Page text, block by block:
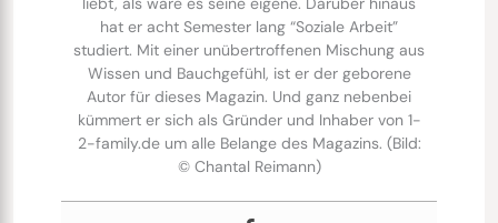
hat er acht Semester lang “Soziale Arbeit”
studiert. Mit einer unübertroffenen Mischung aus
Wissen und Bauchgefühl, ist er der geborene
Autor für dieses Magazin. Und ganz nebenbei
kümmert er sich als Gründer und Inhaber von 1-
2-family.de um alle Belange des Magazins. (Bild:
© Chantal Reimann)